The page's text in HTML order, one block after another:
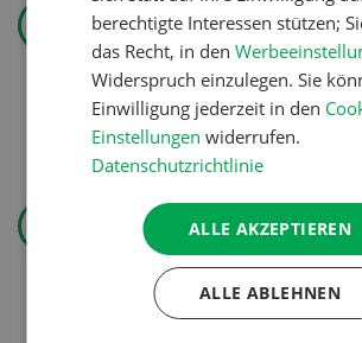
«Ich mag ebenso den
Pflanzenbau wie die
Tierproduktion»
Erst das Ziel, dann die
Zwischenfrucht
berechtigte Interessen stützen;
das Recht, in den
Widerspruch einzulegen. Sie
Einwilligung jederzeit in den
Einstellungen widerrufen.
Datenschutzrichtlinie
ALLE AKZEPTIEREN
ALLE ABLEHNEN